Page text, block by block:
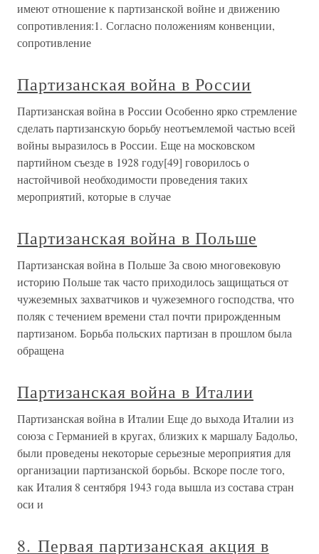
имеют отношение к партизанской войне и движению
сопротивления:1. Согласно положениям конвенции,
сопротивление
Партизанская война в России
Партизанская война в России Особенно ярко стремление
сделать партизанскую борьбу неотъемлемой частью всей
войны выразилось в России. Еще на московском
партийном съезде в 1928 году[49] говорилось о
настойчивой необходимости проведения таких
мероприятий, которые в случае
Партизанская война в Польше
Партизанская война в Польше За свою многовековую
историю Польше так часто приходилось защищаться от
чужеземных захватчиков и чужеземного господства, что
поляк с течением времени стал почти прирожденным
партизаном. Борьба польских партизан в прошлом была
обращена
Партизанская война в Италии
Партизанская война в Италии Еще до выхода Италии из
союза с Германией в кругах, близких к маршалу Бадольо,
были проведены некоторые серьезные мероприятия для
организации партизанской борьбы. Вскоре после того,
как Италия 8 сентября 1943 года вышла из состава стран
оси и
8. Первая партизанская акция в